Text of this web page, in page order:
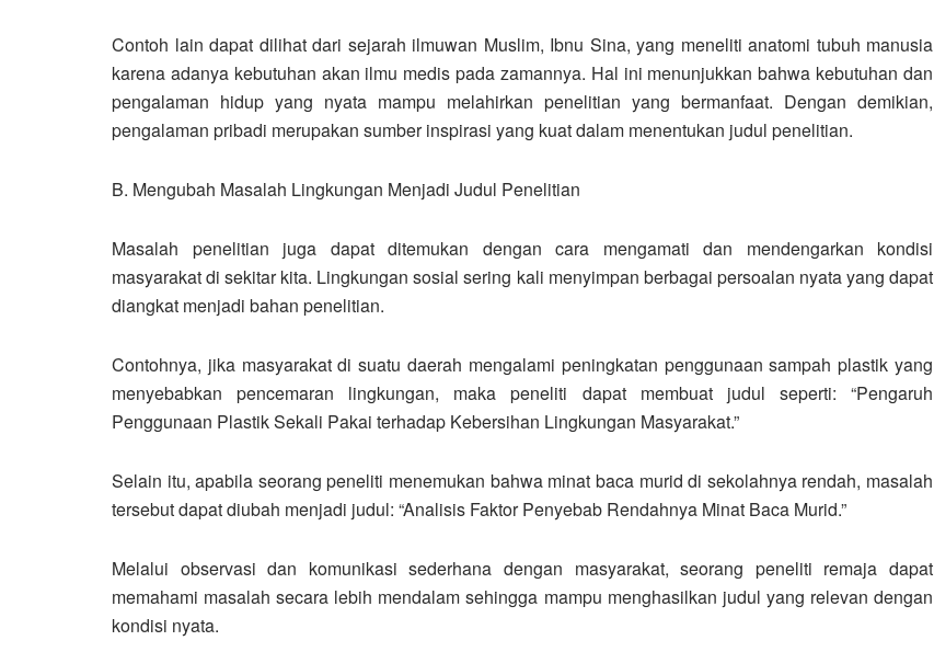
Contoh lain dapat dilihat dari sejarah ilmuwan Muslim, Ibnu Sina, yang meneliti anatomi tubuh manusia
karena adanya kebutuhan akan ilmu medis pada zamannya. Hal ini menunjukkan bahwa kebutuhan dan
pengalaman hidup yang nyata mampu melahirkan penelitian yang bermanfaat. Dengan demikian,
pengalaman pribadi merupakan sumber inspirasi yang kuat dalam menentukan judul penelitian.
B. Mengubah Masalah Lingkungan Menjadi Judul Penelitian
Masalah penelitian juga dapat ditemukan dengan cara mengamati dan mendengarkan kondisi
masyarakat di sekitar kita. Lingkungan sosial sering kali menyimpan berbagai persoalan nyata yang dapat
diangkat menjadi bahan penelitian.
Contohnya, jika masyarakat di suatu daerah mengalami peningkatan penggunaan sampah plastik yang
menyebabkan pencemaran lingkungan, maka peneliti dapat membuat judul seperti: “Pengaruh
Penggunaan Plastik Sekali Pakai terhadap Kebersihan Lingkungan Masyarakat.”
Selain itu, apabila seorang peneliti menemukan bahwa minat baca murid di sekolahnya rendah, masalah
tersebut dapat diubah menjadi judul: “Analisis Faktor Penyebab Rendahnya Minat Baca Murid.”
Melalui observasi dan komunikasi sederhana dengan masyarakat, seorang peneliti remaja dapat
memahami masalah secara lebih mendalam sehingga mampu menghasilkan judul yang relevan dengan
kondisi nyata.